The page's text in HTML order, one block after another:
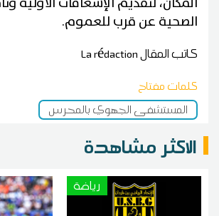
الصحية عن قرب للعموم.
كاتب المقالLa rédaction
كلمات مفتاح
المستشفى الجهوي بالمحرس
الاكثر مشاهدة
رياضة